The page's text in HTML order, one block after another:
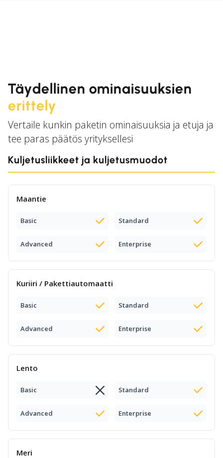
Täydellinen ominaisuuksien
erittely
Vertaile kunkin paketin ominaisuuksia ja etuja ja
tee paras päätös yrityksellesi
Kuljetusliikkeet ja kuljetusmuodot
Maantie
Basic Standard
Advanced Enterprise
Kuriiri / Pakettiautomaatti
Basic Standard
Advanced Enterprise
Lento
Basic Standard
Advanced Enterprise
Meri